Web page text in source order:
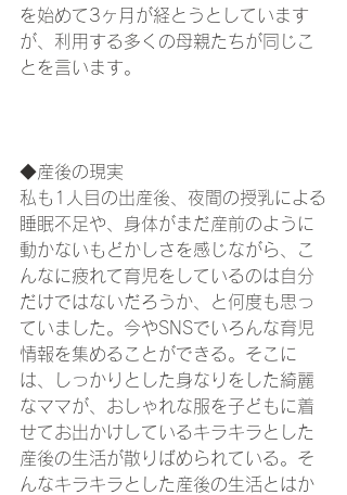
を始めて3ヶ月が経とうとしています
が、利用する多くの母親たちが同じこ
とを言います。
◆産後の現実
私も1人目の出産後、夜間の授乳による
睡眠不足や、身体がまだ産前のように
動かないもどかしさを感じながら、こ
んなに疲れて育児をしているのは自分
だけではないだろうか、と何度も思っ
ていました。今やSNSでいろんな育児
情報を集めることができる。そこに
は、しっかりとした身なりをした綺麗
なママが、おしゃれな服を子どもに着
せてお出かけしているキラキラとした
産後の生活が散りばめられている。そ
んなキラキラとした産後の生活とはか